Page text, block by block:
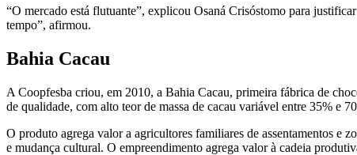
“O mercado está flutuante”, explicou Osaná Crisóstomo para
tempo”, afirmou.
Bahia Cacau
A Coopfesba criou, em 2010, a Bahia Cacau, primeira fábrica de
de qualidade, com alto teor de massa de cacau variável entre 35% e
O produto agrega valor a agricultores familiares de assentamentos e
e mudança cultural. O empreendimento agrega valor à cadeia